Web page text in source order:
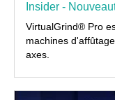
Insider -
VirtualGrind® Pro
machines
axes.